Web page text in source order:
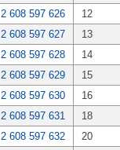
2 608 597 626
12
2 608 597 627
13
2 608 597 628
14
2 608 597 629
15
2 608 597 630
16
2 608 597 631
18
2 608 597 632
20